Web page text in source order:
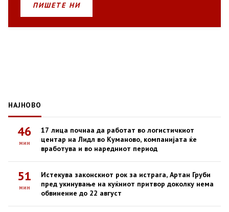
ПИШЕТЕ НИ
НАЈНОВО
46
мин
17 лица почнаа да работат во логистичкиот
центар на Лидл во Куманово, компанијата ќе
вработува и во наредниот период
51
мин
Истекува законскиот рок за истрага, Артан Груби
пред укинување на куќниот притвор доколку нема
обвинение до 22 август